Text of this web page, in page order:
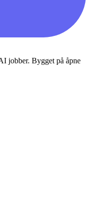
jobber. Bygget på åpne